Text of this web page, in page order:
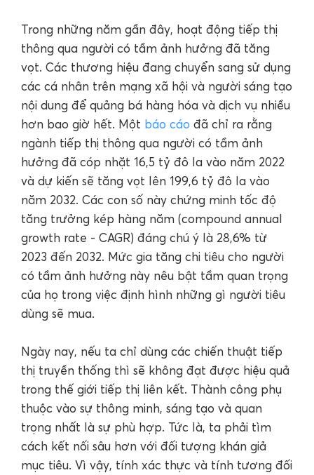
Trong những năm gần đây, hoạt động tiếp thị
thông qua người có tầm ảnh hưởng đã tăng
vọt. Các thương hiệu đang chuyển sang sử dụng
các cá nhân trên mạng xã hội và người sáng tạo
nội dung để quảng bá hàng hóa và dịch vụ nhiều
hơn bao giờ hết. Một báo cáo đã chỉ ra rằng
ngành tiếp thị thông qua người có tầm ảnh
hưởng đã cóp nhặt 16,5 tỷ đô la vào năm 2022
và dự kiến ​​sẽ tăng vọt lên 199,6 tỷ đô la vào
năm 2032. Các con số này chứng minh tốc độ
tăng trưởng kép hàng năm (compound annual
growth rate - CAGR) đáng chú ý là 28,6% từ
2023 đến 2032. Mức gia tăng chi tiêu cho người
có tầm ảnh hưởng này nêu bật tầm quan trọng
của họ trong việc định hình những gì người tiêu
dùng sẽ mua.
Ngày nay, nếu ta chỉ dùng các chiến thuật tiếp
thị truyền thống thì sẽ không đạt được hiệu quả
trong thế giới tiếp thị liên kết. Thành công phụ
thuộc vào sự thông minh, sáng tạo và quan
trọng nhất là sự phù hợp. Tức là, ta phải tìm
cách kết nối sâu hơn với đối tượng khán giả
mục tiêu. Vì vậy, tính xác thực và tính tương đối